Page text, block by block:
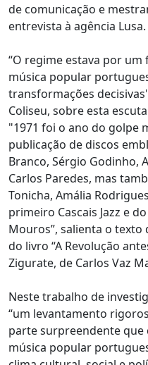
de comunicação e
entrevista à agência Lusa.
“O regime estava por
música popular
transformações
Coliseu, sobre esta
"1971 foi o ano do golpe
publicação de discos
Branco, Sérgio Godinho,
Carlos Paredes, mas
Tonicha, Amália
primeiro Cascais Jazz e
Mouros”, salienta o
do livro “A Revolução
Zigurate, de Carlos Vaz
Neste trabalho de
“um levantamento
parte surpreendente
música popular